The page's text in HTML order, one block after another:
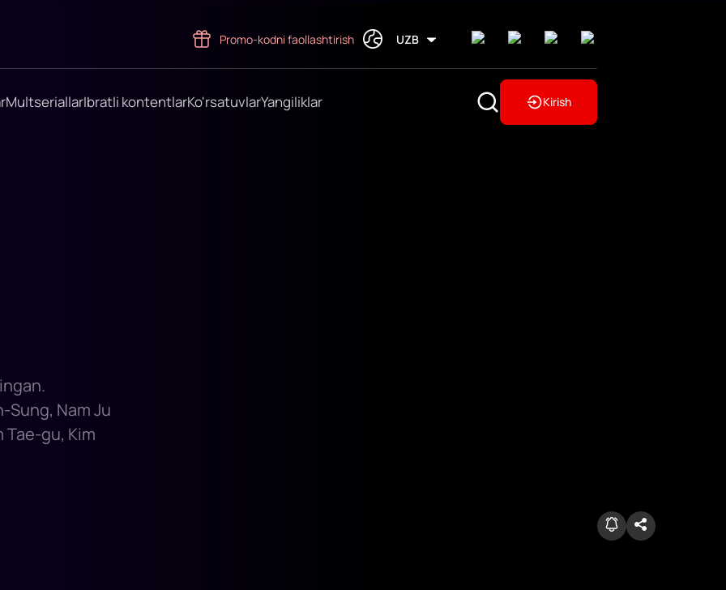
Promo-kodni faollashtirish UZB
MultseriallarIbratli kontentlarKo'rsatuvlarYangiliklar Kirish
Sung, Nam Ju
Tae-gu, Kim